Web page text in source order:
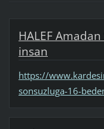
HALEF
insan
https://
sonsuzluga-16-